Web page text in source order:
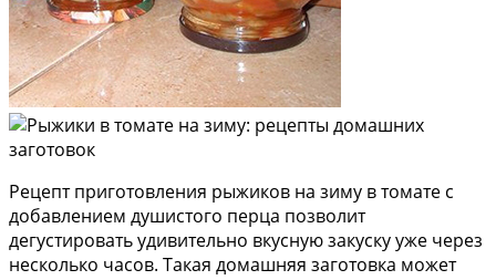
Рецепт приготовления рыжиков на зиму в томате с
добавлением душистого перца позволит
дегустировать удивительно вкусную закуску уже через
несколько часов. Такая домашняя заготовка может